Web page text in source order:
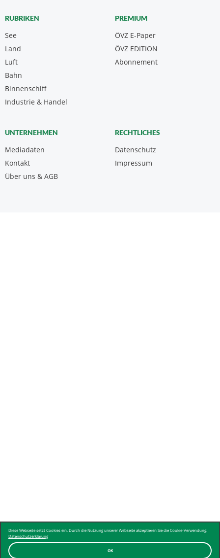
OK
Diese Webseite setzt Cookies ein. Durch die Nutzung unserer Webseite akzeptieren Sie die Cookie-Verwendung.
Datenschutzerklärung
RUBRIKEN
See
Land
Luft
Bahn
Binnenschiff
Industrie & Handel
PREMIUM
ÖVZ E-Paper
Abonnement
ÖVZ EDITION
UNTERNEHMEN
Mediadaten
Kontakt
Über uns & AGB
RECHTLICHES
Datenschutz
Impressum